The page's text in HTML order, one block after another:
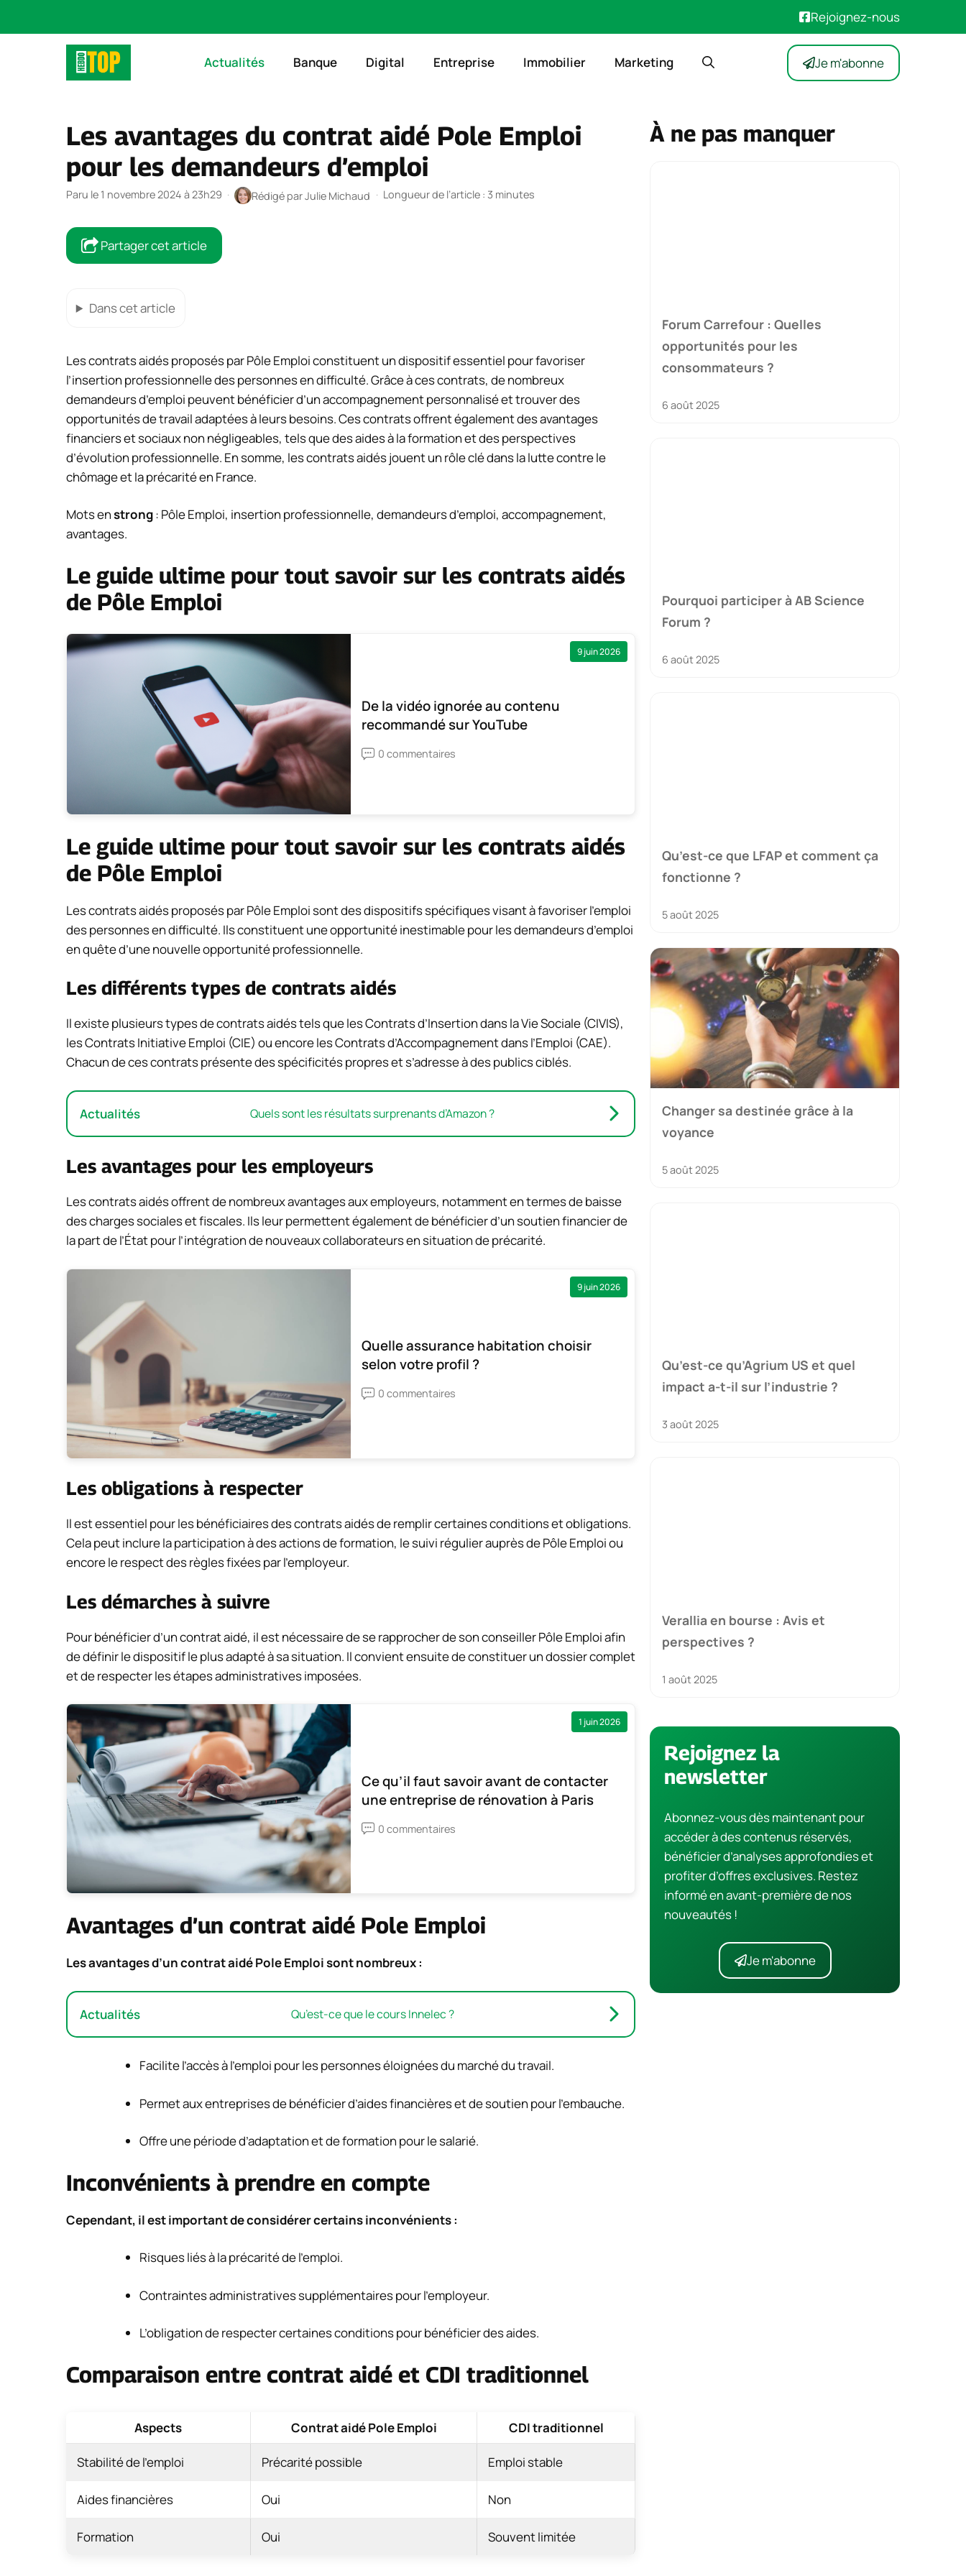
Rejoignez-nous
Actualités Banque Digital Entreprise Immobilier Marketing Je m'abonne
Les avantages du contrat aidé Pole Emploi
pour les demandeurs d’emploi
Paru le 1 novembre 2024 à 23h29 · Rédigé parJulie Michaud · Longueur de l’article : 3 minutes
Partager cet article
Dans cet article
Les contrats aidés proposés par Pôle Emploi constituent un dispositif essentiel pour favoriser
l’insertion professionnelle des personnes en difficulté. Grâce à ces contrats, de nombreux
demandeurs d’emploi peuvent bénéficier d’un accompagnement personnalisé et trouver des
opportunités de travail adaptées à leurs besoins. Ces contrats offrent également des avantages
financiers et sociaux non négligeables, tels que des aides à la formation et des perspectives
d’évolution professionnelle. En somme, les contrats aidés jouent un rôle clé dans la lutte contre le
chômage et la précarité en France.
Mots enstrong: Pôle Emploi, insertion professionnelle, demandeurs d’emploi, accompagnement,
avantages.
Le guide ultime pour tout savoir sur les contrats aidés
de Pôle Emploi
9 juin 2026
De la vidéo ignorée au contenu
recommandé sur YouTube
0 commentaires
Le guide ultime pour tout savoir sur les contrats aidés
de Pôle Emploi
Les contrats aidés proposés par Pôle Emploi sont des dispositifs spécifiques visant à favoriser l’emploi
des personnes en difficulté. Ils constituent une opportunité inestimable pour les demandeurs d’emploi
en quête d’une nouvelle opportunité professionnelle.
Les différents types de contrats aidés
Il existe plusieurs types de contrats aidés tels que les Contrats d’Insertion dans la Vie Sociale (CIVIS),
les Contrats Initiative Emploi (CIE) ou encore les Contrats d’Accompagnement dans l’Emploi (CAE).
Chacun de ces contrats présente des spécificités propres et s’adresse à des publics ciblés.
Actualités Quels sont les résultats surprenants d’Amazon ?
Les avantages pour les employeurs
Les contrats aidés offrent de nombreux avantages aux employeurs, notamment en termes de baisse
des charges sociales et fiscales. Ils leur permettent également de bénéficier d’un soutien financier de
la part de l’État pour l’intégration de nouveaux collaborateurs en situation de précarité.
9 juin 2026
Quelle assurance habitation choisir
selon votre profil ?
0 commentaires
Les obligations à respecter
Il est essentiel pour les bénéficiaires des contrats aidés de remplir certaines conditions et obligations.
Cela peut inclure la participation à des actions de formation, le suivi régulier auprès de Pôle Emploi ou
encore le respect des règles fixées par l’employeur.
Les démarches à suivre
Pour bénéficier d’un contrat aidé, il est nécessaire de se rapprocher de son conseiller Pôle Emploi afin
de définir le dispositif le plus adapté à sa situation. Il convient ensuite de constituer un dossier complet
et de respecter les étapes administratives imposées.
1 juin 2026
Ce qu’il faut savoir avant de contacter
une entreprise de rénovation à Paris
0 commentaires
Avantages d’un contrat aidé Pole Emploi
Les avantages d’un contrat aidé Pole Emploi sont nombreux :
Actualités Qu’est-ce que le cours Innelec ?
Facilite l’accès à l’emploi pour les personnes éloignées du marché du travail.
Permet aux entreprises de bénéficier d’aides financières et de soutien pour l’embauche.
Offre une période d’adaptation et de formation pour le salarié.
Inconvénients à prendre en compte
Cependant, il est important de considérer certains inconvénients :
Risques liés à la précarité de l’emploi.
Contraintes administratives supplémentaires pour l’employeur.
L’obligation de respecter certaines conditions pour bénéficier des aides.
Comparaison entre contrat aidé et CDI traditionnel
Aspects Contrat aidé Pole Emploi CDI traditionnel
Stabilité de l’emploi Précarité possible Emploi stable
Aides financières Oui Non
Formation Oui Souvent limitée
À ne pas manquer
Forum Carrefour : Quelles
opportunités pour les
consommateurs ?
6 août 2025
Pourquoi participer à AB Science
Forum ?
6 août 2025
Qu’est-ce que LFAP et comment ça
fonctionne ?
5 août 2025
Changer sa destinée grâce à la
voyance
5 août 2025
Qu’est-ce qu’Agrium US et quel
impact a-t-il sur l’industrie ?
3 août 2025
Verallia en bourse : Avis et
perspectives ?
1 août 2025
Rejoignez la
newsletter
Abonnez-vous dès maintenant pour
accéder à des contenus réservés,
bénéficier d’analyses approfondies et
profiter d’offres exclusives. Restez
informé en avant-première de nos
nouveautés !
Je m'abonne